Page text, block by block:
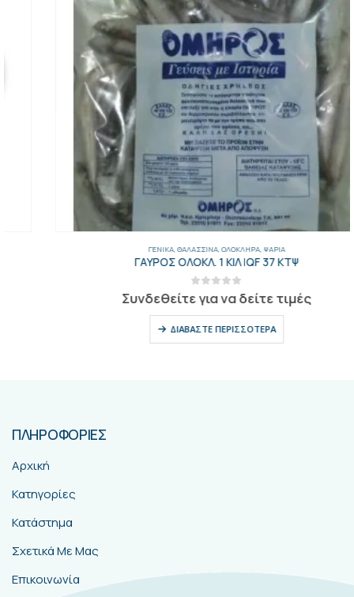
ΘΑΛΑΣΣΙΝΆ,ΟΛΌΚΛΗΡΑ,ΨΆΡΙΑ
ΓΑΥΡΟΣ ΟΛΟΚΛ. 1 ΚΙΛ IQF 37 ΚΤΨ
0 out of 5
Συνδεθείτε για να δείτε τιμές
ΔΙΑΒΆΣΤΕ ΠΕΡΙΣΣΌΤΕΡΑ
ΠΛΗΡΟΦΟΡΙΕΣ
Αρχική
Κατηγορίες
Κατάστημα
Σχετικά Με Μας
Επικοινωνία